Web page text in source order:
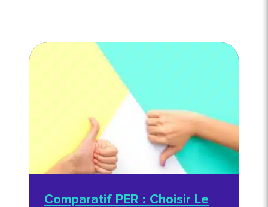
Comparatif PER : Choisir Le